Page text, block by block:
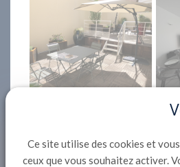
Ce site utilise des cookies et
ceux que vous souhaitez activer.